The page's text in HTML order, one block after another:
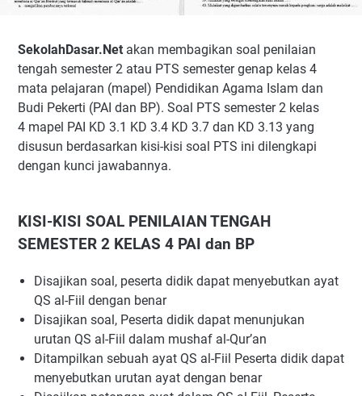
SekolahDasar.Net akan membagikan soal penilaian
tengah semester 2 atau PTS semester genap kelas 4
mata pelajaran (mapel) Pendidikan Agama Islam dan
Budi Pekerti (PAI dan BP). Soal PTS semester 2 kelas
4 mapel PAI KD 3.1 KD 3.4 KD 3.7 dan KD 3.13 yang
disusun berdasarkan kisi-kisi soal PTS ini dilengkapi
dengan kunci jawabannya.
KISI-KISI SOAL PENILAIAN TENGAH
SEMESTER 2 KELAS 4 PAI dan BP
Disajikan soal, peserta didik dapat menyebutkan ayat
QS al-Fiil dengan benar
Disajikan soal, Peserta didik dapat menunjukan
urutan QS al-Fiil dalam mushaf al-Qur’an
Ditampilkan sebuah ayat QS al-Fiil Peserta didik dapat
menyebutkan urutan ayat dengan benar